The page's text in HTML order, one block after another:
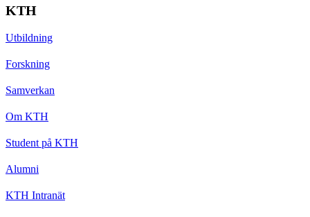
KTH
Utbildning
Forskning
Samverkan
Om KTH
Student på KTH
Alumni
KTH Intranät